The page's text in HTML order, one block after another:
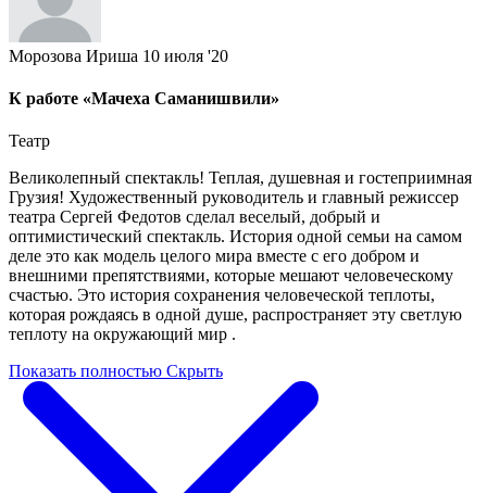
Морозова Ириша 10 июля '20
К работе «Мачеха Саманишвили»
Театр
Великолепный спектакль! Теплая, душевная и гостеприимная
Грузия! Художественный руководитель и главный режиссер
театра Сергей Федотов сделал веселый, добрый и
оптимистический спектакль. История одной семьи на самом
деле это как модель целого мира вместе с его добром и
внешними препятствиями, которые мешают человеческому
счастью. Это история сохранения человеческой теплоты,
которая рождаясь в одной душе, распространяет эту светлую
теплоту на окружающий мир .
Показать полностью Скрыть